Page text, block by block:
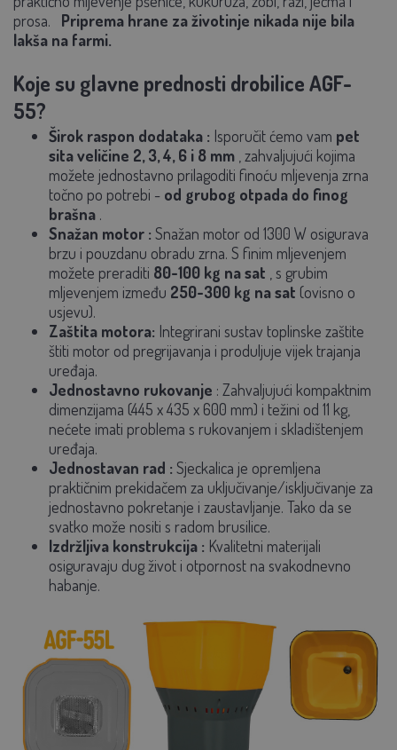
prosa.
Priprema hrane za životinje nikada nije bila
lakša na farmi.
Koje su glavne prednosti drobilice AGF-
55?
Širok raspon dodataka : Isporučit ćemo vam pet
sita veličine 2, 3, 4, 6 i 8 mm zahvaljujući kojima
možete jednostavno prilagoditi finoću mljevenja zrna
točno po potrebi - od grubog otpada do finog
brašna .
Snažan motor : Snažan motor od 1300 W osigurava
brzu i pouzdanu obradu zrna. S finim mljevenjem
možete preraditi 80-100 kg na sat , s grubim
mljevenjem između 250-300 kg na sat (ovisno o
usjevu).
Zaštita motora: Integrirani sustav toplinske zaštite
štiti motor od pregrijavanja i produljuje vijek trajanja
uređaja.
Jednostavno rukovanje : Zahvaljujući kompaktnim
dimenzijama (445 x 435 x 600 mm) i težini od 11 kg,
nećete imati problema s rukovanjem i skladištenjem
uređaja.
Jednostavan rad : Sjeckalica je opremljena
praktičnim prekidačem za uključivanje/isključivanje za
jednostavno pokretanje i zaustavljanje. Tako da se
svatko može nositi s radom brusilice.
Izdržljiva konstrukcija : Kvalitetni materijali
osiguravaju dug život i otpornost na svakodnevno
habanje.